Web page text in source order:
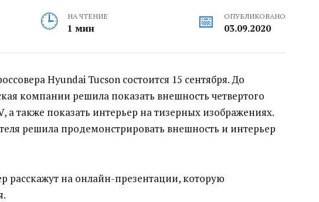
НА ЧТЕНИЕ
1 мин
ОПУБЛИКОВАНО
03.09.2020
Hyundai Tucson состоится 15 сентября. До
компании решила показать внешность четвертого
а также показать интерьер на тизерных изображениях.
решила продемонстрировать внешность и интерьер
расскажут на онлайн-презентации, которую